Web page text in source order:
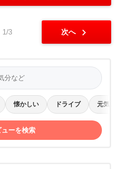
1/3 次へ chevron_right
懐かしい ドライブ 元気
ューを検索